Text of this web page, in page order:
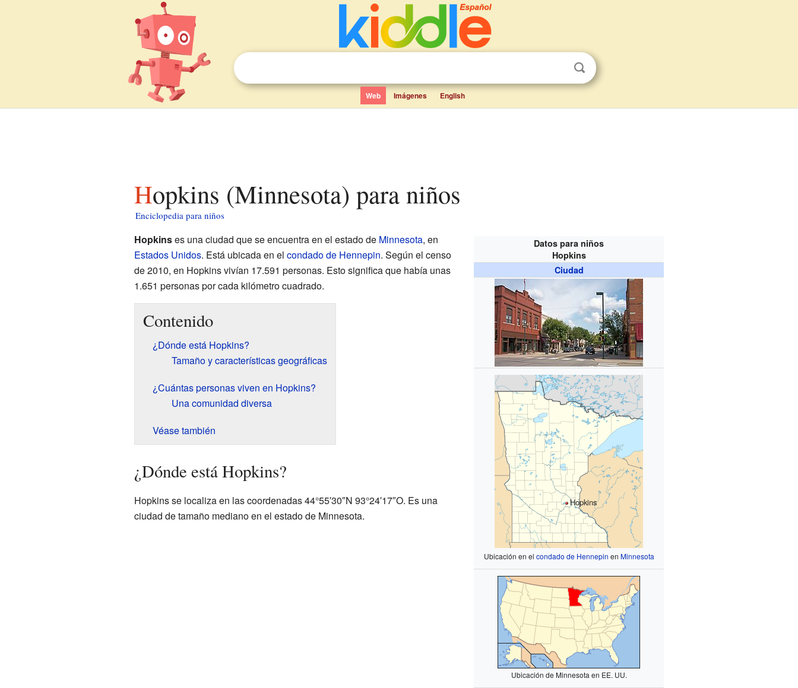
Web Imágenes English
Hopkins (Minnesota) para niños
Enciclopedia para niños
Datos para niños
Hopkins
Ciudad
Hopkins
Ubicación en el condado de Hennepin en Minnesota
Ubicación de Minnesota en EE. UU.
Hopkinses una ciudad que se encuentra en el estado de Minnesota, en
Estados Unidos. Está ubicada en el condado de Hennepin. Según el censo
de 2010, en Hopkins vivían 17.591 personas. Esto significa que había unas
1.651 personas por cada kilómetro cuadrado.
Contenido
¿Dónde está Hopkins?
Tamaño y características geográficas
¿Cuántas personas viven en Hopkins?
Una comunidad diversa
Véase también
¿Dónde está Hopkins?
Hopkins se localiza en las coordenadas 44°55′30″N 93°24′17″O. Es una
ciudad de tamaño mediano en el estado de Minnesota.